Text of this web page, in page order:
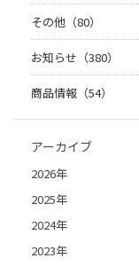
その他（80）
お知らせ（380）
商品情報（54）
アーカイブ
2026年
2025年
2024年
2023年